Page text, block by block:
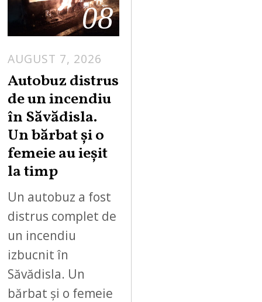
08
AUGUST 7, 2026
Autobuz distrus
de un incendiu
în Săvădisla.
Un bărbat și o
femeie au ieșit
la timp
Un autobuz a fost
distrus complet de
un incendiu
izbucnit în
Săvădisla. Un
bărbat și o femeie